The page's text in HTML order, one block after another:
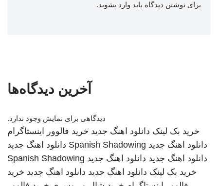
برای نوشتن دیدگاه باید وارد بشوید.
آخرین دیدگاه‌ها
دیدگاهی برای نمایش وجود ندارد.
خرید بک لینک دانلود اهنگ جدید خرید فالوور اینستاگرام
دانلود اهنگ جدید Spanish Shadowing دانلود اهنگ جدید
دانلود اهنگ جدید دانلود اهنگ جدید Spanish Shadowing
خرید بک لینک دانلود اهنگ جدید دانلود اهنگ جدید خرید